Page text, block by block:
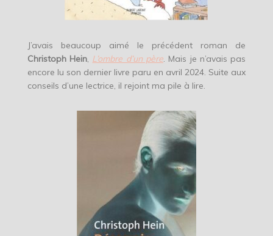
J’avais beaucoup aimé le précédent roman de
Christoph Hein, L’ombre d’un père. Mais je n’avais pas
encore lu son dernier livre paru en avril 2024. Suite aux
conseils d’une lectrice, il rejoint ma pile à lire.